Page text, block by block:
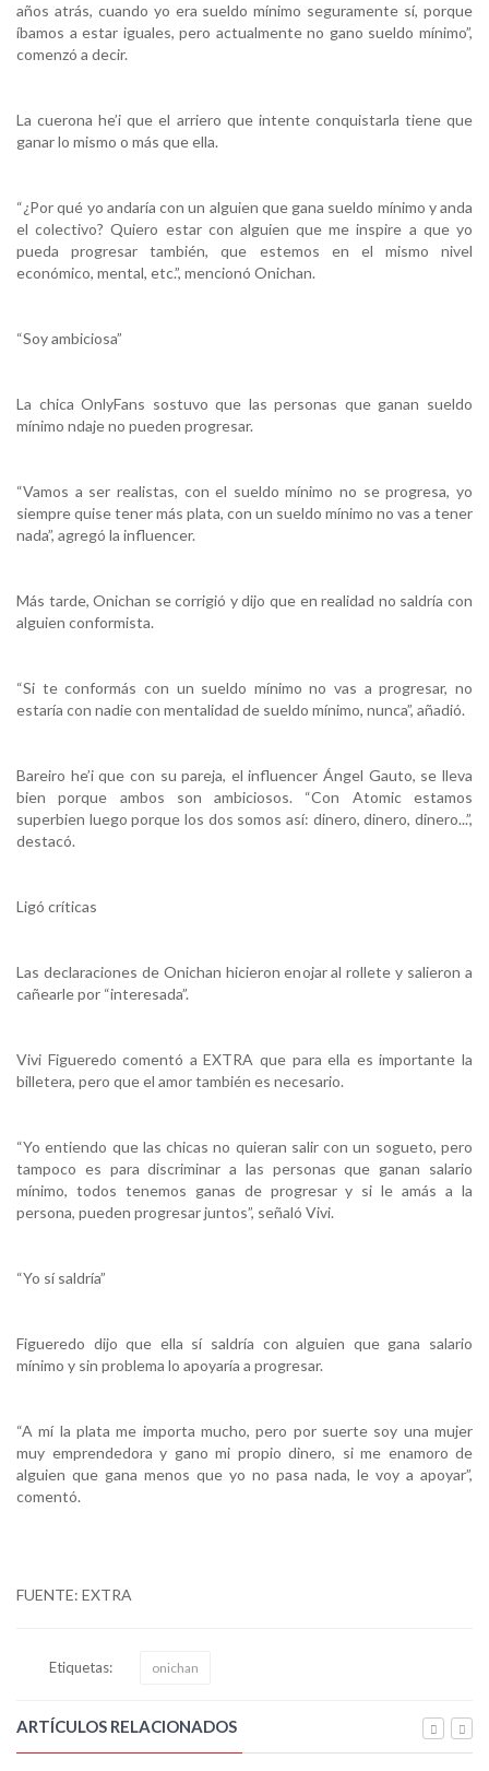
años atrás, cuando yo era sueldo mínimo seguramente sí, porque
íbamos a estar iguales, pero actualmente no gano sueldo mínimo”,
comenzó a decir.
La cuerona he’i que el arriero que intente conquistarla tiene que
ganar lo mismo o más que ella.
“¿Por qué yo andaría con un alguien que gana sueldo mínimo y anda
el colectivo? Quiero estar con alguien que me inspire a que yo
pueda progresar también, que estemos en el mismo nivel
económico, mental, etc.”, mencionó Onichan.
“Soy ambiciosa”
La chica OnlyFans sostuvo que las personas que ganan sueldo
mínimo ndaje no pueden progresar.
“Vamos a ser realistas, con el sueldo mínimo no se progresa, yo
siempre quise tener más plata, con un sueldo mínimo no vas a tener
nada”, agregó la influencer.
Más tarde, Onichan se corrigió y dijo que en realidad no saldría con
alguien conformista.
“Si te conformás con un sueldo mínimo no vas a progresar, no
estaría con nadie con mentalidad de sueldo mínimo, nunca”, añadió.
Bareiro he’i que con su pareja, el influencer Ángel Gauto, se lleva
bien porque ambos son ambiciosos. “Con Atomic estamos
superbien luego porque los dos somos así: dinero, dinero, dinero...”,
destacó.
Ligó críticas
Las declaraciones de Onichan hicieron enojar al rollete y salieron a
cañearle por “interesada”.
Vivi Figueredo comentó a EXTRA que para ella es importante la
billetera, pero que el amor también es necesario.
“Yo entiendo que las chicas no quieran salir con un sogueto, pero
tampoco es para discriminar a las personas que ganan salario
mínimo, todos tenemos ganas de progresar y si le amás a la
persona, pueden progresar juntos”, señaló Vivi.
“Yo sí saldría”
Figueredo dijo que ella sí saldría con alguien que gana salario
mínimo y sin problema lo apoyaría a progresar.
“A mí la plata me importa mucho, pero por suerte soy una mujer
muy emprendedora y gano mi propio dinero, si me enamoro de
alguien que gana menos que yo no pasa nada, le voy a apoyar”,
comentó.
FUENTE: EXTRA
Etiquetas: onichan
ARTÍCULOS RELACIONADOS